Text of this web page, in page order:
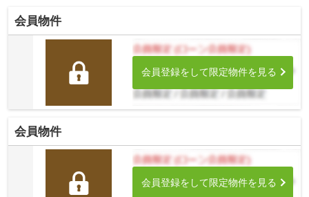
会員物件
会員登録をして限定物件を見る
会員物件
会員登録をして限定物件を見る